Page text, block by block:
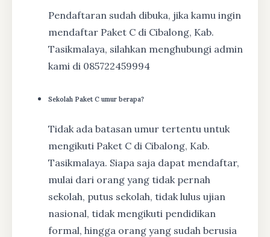
Pendaftaran sudah dibuka, jika kamu ingin
mendaftar Paket C di Cibalong, Kab.
Tasikmalaya, silahkan menghubungi admin
kami di 085722459994
Sekolah Paket C umur berapa?
Tidak ada batasan umur tertentu untuk
mengikuti Paket C di Cibalong, Kab.
Tasikmalaya. Siapa saja dapat mendaftar,
mulai dari orang yang tidak pernah
sekolah, putus sekolah, tidak lulus ujian
nasional, tidak mengikuti pendidikan
formal, hingga orang yang sudah berusia